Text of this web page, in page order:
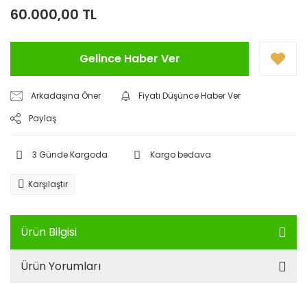
60.000,00 TL
Gelince Haber Ver
Arkadaşına Öner
Fiyatı Düşünce Haber Ver
Paylaş
3 Günde Kargoda Kargo bedava
Karşılaştır
Ürün Bilgisi
Ürün Yorumları